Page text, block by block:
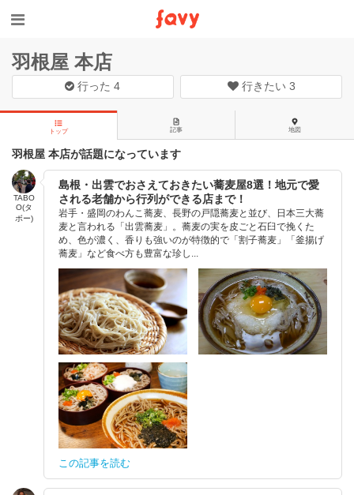
羽根屋 本店
行った4 行きたい 3
トップ 記事 地図
羽根屋 本店が話題になっています
TABO
O(タ
ボー)
島根・出雲でおさえておきたい蕎麦屋8選！地元で愛
される老舗から行列ができる店まで！
岩手・盛岡のわんこ蕎麦、長野の戸隠蕎麦と並び、日本三大蕎
麦と言われる「出雲蕎麦」。蕎麦の実を皮ごと石臼で挽くた
め、色が濃く、香りも強いのが特徴的で「割子蕎麦」「釜揚げ
蕎麦」など食べ方も豊富な珍し...
この記事を読む